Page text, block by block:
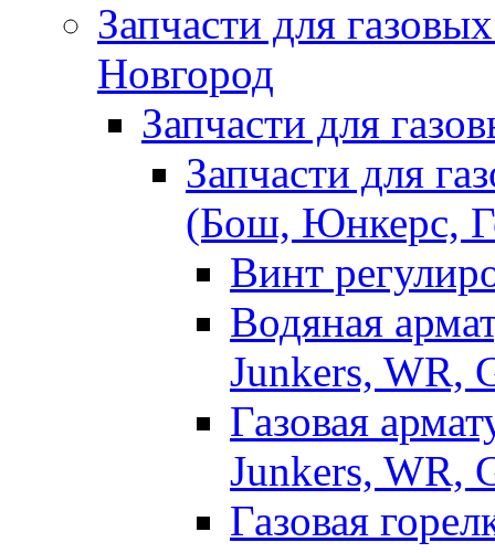
Запчасти для
Новгород
Запчасти для
Запчасти для
(Бош, Юнкерс,
Винт
Водяная
Junkers, WR,
Газовая
Junkers, WR,
Газовая